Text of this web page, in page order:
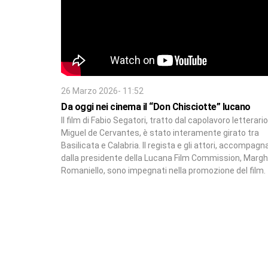
26 Marzo 2026- 11:52
Da oggi nei cinema il “Don Chisciotte” lucano
Il film di Fabio Segatori, tratto dal capolavoro
Miguel de Cervantes, è stato interamente girato tra
Basilicata e Calabria. Il regista e gli attori,
dalla presidente della Lucana Film Commission,
Romaniello, sono impegnati nella promozione del film.